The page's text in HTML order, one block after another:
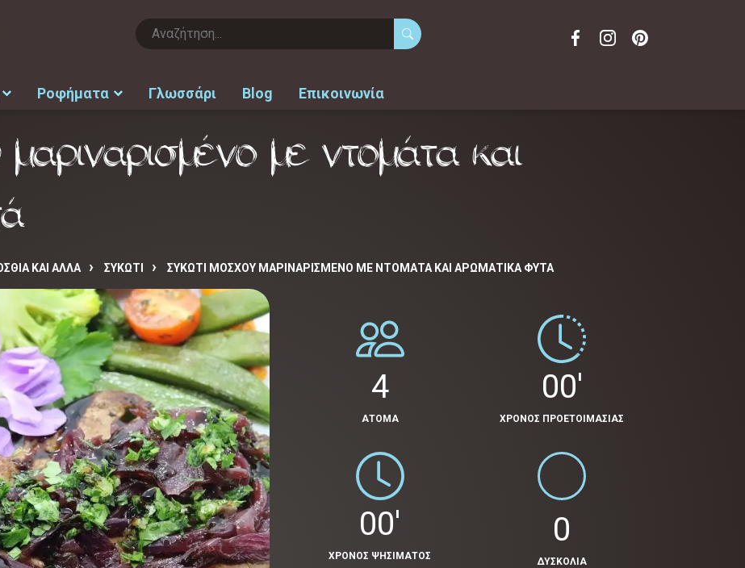
Ροφήματα Γλωσσάρι Blog Επικοινωνία
με ντομάτα και
ΚΑΙ ΑΛΛΑ ΣΥΚΩΤΙ ΣΥΚΏΤΙ ΜΌΣΧΟΥ ΜΑΡΙΝΑΡΙΣΜΈΝΟ ΜΕ ΝΤΟΜΆΤΑ ΚΑΙ ΑΡΩΜΑΤΙΚΆ ΦΥΤΆ
4
ΑΤΟΜΑ
00'
ΧΡΟΝΟΣ ΠΡΟΕΤΟΙΜΑΣΙΑΣ
00'
ΧΡΟΝΟΣ ΨΗΣΙΜΑΤΟΣ
0
ΔΥΣΚΟΛΙΑ